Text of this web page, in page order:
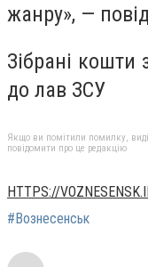
жанру», —
Зібрані кошти
до лав ЗСУ
Якщо ви помітили помилку,
повідомити про це редакцію
HTTPS://
#Вознесенськ